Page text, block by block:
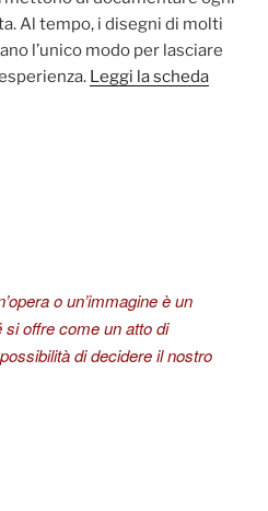
Al tempo, i disegni di molti
l’unico modo per lasciare
Leggi la scheda
o un’immagine è un
offre come un atto di
di decidere il nostro